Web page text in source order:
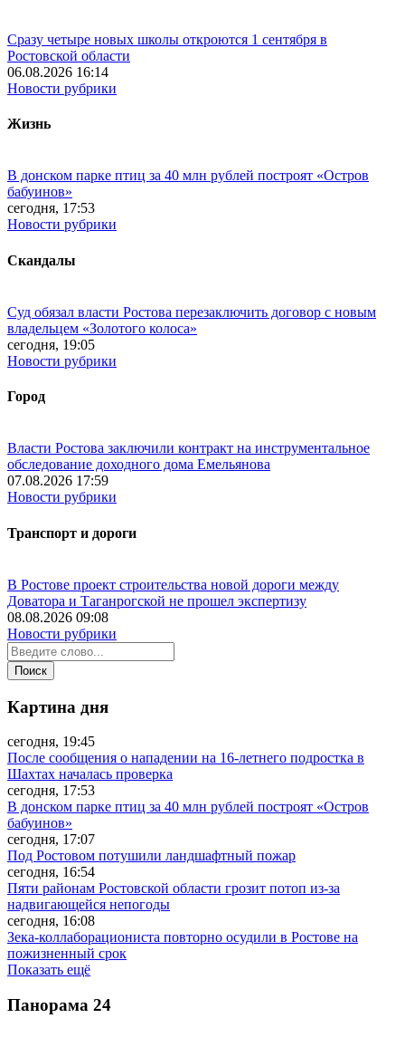
Сразу четыре новых школы откроются 1 сентября в
Ростовской области
06.08.2026 16:14
Новости рубрики
Жизнь
В донском парке птиц за 40 млн рублей построят «Остров
бабуинов»
сегодня, 17:53
Новости рубрики
Скандалы
Суд обязал власти Ростова перезаключить договор с новым
владельцем «Золотого колоса»
сегодня, 19:05
Новости рубрики
Город
Власти Ростова заключили контракт на инструментальное
обследование доходного дома Емельянова
07.08.2026 17:59
Новости рубрики
Транспорт и дороги
В Ростове проект строительства новой дороги между
Доватора и Таганрогской не прошел экспертизу
08.08.2026 09:08
Новости рубрики
Картина дня
сегодня, 19:45
После сообщения о нападении на 16-летнего подростка в
Шахтах началась проверка
сегодня, 17:53
В донском парке птиц за 40 млн рублей построят «Остров
бабуинов»
сегодня, 17:07
Под Ростовом потушили ландшафтный пожар
сегодня, 16:54
Пяти районам Ростовской области грозит потоп из-за
надвигающейся непогоды
сегодня, 16:08
Зека-коллаборациониста повторно осудили в Ростове на
пожизненный срок
Показать ещё
Панорама 24